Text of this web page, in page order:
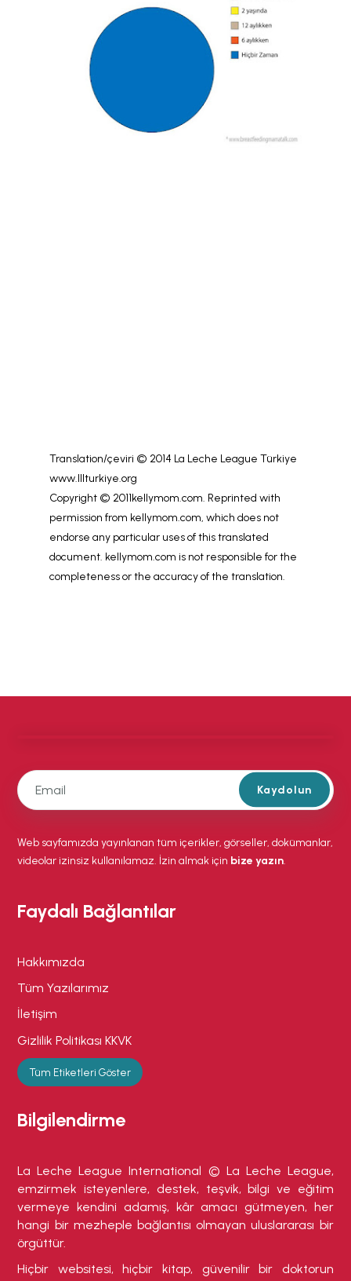
Translation/çeviri © 2014 La Leche League Türkiye
www.lllturkiye.org
Copyright © 2011kellymom.com. Reprinted with
permission from kellymom.com, which does not
endorse any particular uses of this translated
document. kellymom.com is not responsible for the
completeness or the accuracy of the translation.
Kaydolun
Web sayfamızda yayınlanan tüm içerikler, görseller, dokümanlar,
videolar izinsiz kullanılamaz. İzin almak için bize yazın.
Faydalı Bağlantılar
Hakkımızda
Tüm Yazılarımız
İletişim
Gizlilik Politikası KKVK
Tüm Etiketleri Göster
Bilgilendirme
La Leche League International © La Leche League,
emzirmek isteyenlere, destek, teşvik, bilgi ve eğitim
vermeye kendini adamış, kâr amacı gütmeyen, her
hangi bir mezheple bağlantısı olmayan uluslararası bir
örgüttür.
Hiçbir websitesi, hiçbir kitap, güvenilir bir doktorun